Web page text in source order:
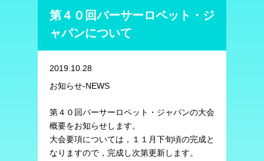
第４０回バーサーロペット・ジ
ャパンについて
2019.10.28
お知らせ-NEWS
第４０回バーサーロペット・ジャパンの大会
概要をお知らせします。
大会要項については，１１月下旬頃の完成と
なりますので，完成し次第更新します。